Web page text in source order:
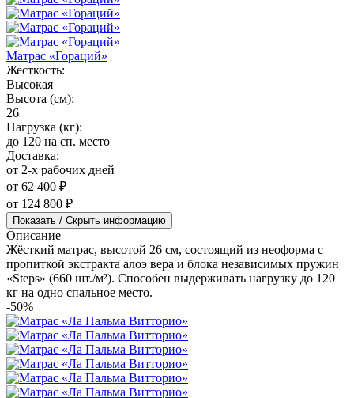
Матрас «Гораций»
Жесткость:
Высокая
Высота (см):
26
Нагрузка (кг):
до 120 на сп. место
Доставка:
от 2-х рабочих дней
от 62 400 ₽
от 124 800 ₽
Показать / Скрыть информацию
Описание
Жёсткий матрас, высотой 26 см, состоящий из неоформа с
пропиткой экстракта алоэ вера и блока независимых пружин
«Steps» (660 шт./м²). Способен выдерживать нагрузку до 120
кг на одно спальное место.
-50%